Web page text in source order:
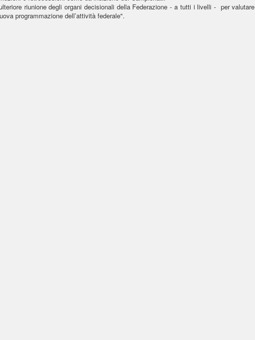
riunione degli organi decisionali della Federazione - a tutti i livelli - per valutare
programmazione dell’attività federale".